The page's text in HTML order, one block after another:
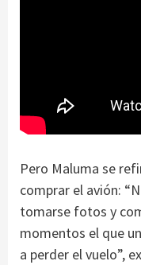
Pero Maluma se
comprar el avión:
tomarse fotos y
momentos el que
a perder el vuelo”,